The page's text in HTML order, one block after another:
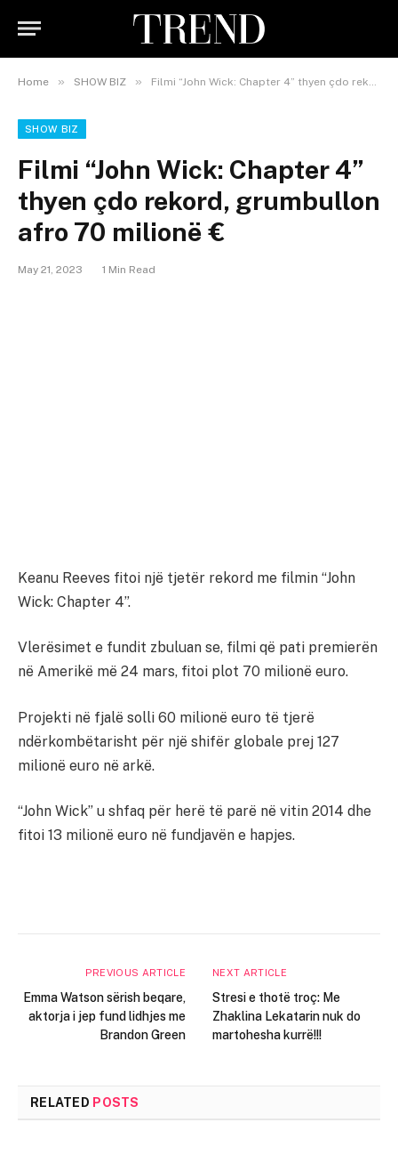
Home » SHOW BIZ » Filmi “John Wick: Chapter 4” thyen çdo rekord, grumbullon afro 70 milionë €
SHOW BIZ
Filmi “John Wick: Chapter 4”
thyen çdo rekord, grumbullon
afro 70 milionë €
May 21, 2023 1 Min Read
Keanu Reeves fitoi një tjetër rekord me filmin “John
Wick: Chapter 4”.
Vlerësimet e fundit zbuluan se, filmi që pati premierën
në Amerikë më 24 mars, fitoi plot 70 milionë euro.
Projekti në fjalë solli 60 milionë euro të tjerë
ndërkombëtarisht për një shifër globale prej 127
milionë euro në arkë.
“John Wick” u shfaq për herë të parë në vitin 2014 dhe
fitoi 13 milionë euro në fundjavën e hapjes.
PREVIOUS ARTICLE
Emma Watson sërish beqare,
aktorja i jep fund lidhjes me
Brandon Green
NEXT ARTICLE
Stresi e thotë troç: Me
Zhaklina Lekatarin nuk do
martohesha kurrë!!!
RELATED POSTS